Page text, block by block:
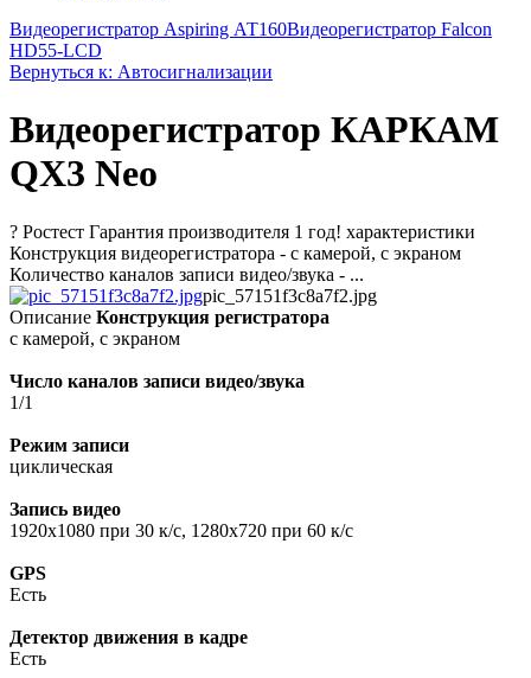
Видеорегистратор Aspiring АТ160Видеорегистратор Falcon
HD55-LCD
Вернуться к: Автосигнализации
Видеорегистратор КАРКАМ
QX3 Neo
? Ростест Гарантия производителя 1 год! характеристики
Конструкция видеорегистратора - с камерой, с экраном
Количество каналов записи видео/звука - ...
pic_57151f3c8a7f2.jpg
Описание Конструкция регистратора
с камерой, с экраном
Число каналов записи видео/звука
1/1
Режим записи
циклическая
Запись видео
1920x1080 при 30 к/с, 1280x720 при 60 к/с
GPS
Есть
Детектор движения в кадре
Есть